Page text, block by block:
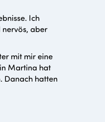
Ich
aber
mit mir eine
Martina hat
Danach hatten